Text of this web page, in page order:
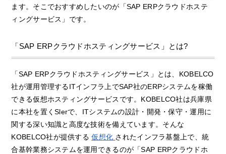
ます。そこでおすすめしたいのが「SAP ERPクラウドホステ
ィングサービス」です。
「SAP ERPクラウドホスティングサービス」とは?
「SAP ERPクラウドホスティングサービス」とは、KOBELCO
社が運用管理するITインフラ上でSAP社のERPシステムを稼働
できる仮想ホスティングサービスです。KOBELCO社は兵庫県
に本社を置くSlerで、ITシステムの設計・開発・保守・運用に
関する深い知識と高度な技術を備えています。そんな
KOBELCO社が提供する仮想化 されたインフラ基盤上で、統
合基幹業務システムを運用できるのが「SAP ERPクラウドホ